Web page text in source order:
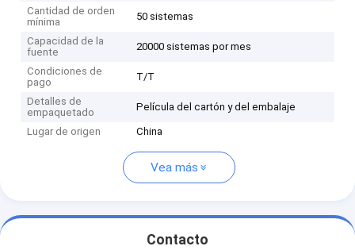
Cantidad de orden
mínima
50 sistemas
Capacidad de la
fuente
20000 sistemas por mes
Condiciones de
pago
T/T
Detalles de
empaquetado
Película del cartón y del embalaje
Lugar de origen China
Vea más
Contacto